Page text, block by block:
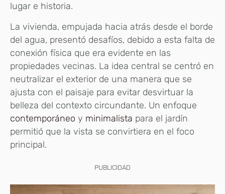
lugar e historia.
La vivienda, empujada hacia atrás desde el borde
del agua, presentó desafíos, debido a esta falta de
conexión física que era evidente en las
propiedades vecinas. La idea central se centró en
neutralizar el exterior de una manera que se
ajusta con el paisaje para evitar desvirtuar la
belleza del contexto circundante. Un enfoque
contemporáneo y minimalista para el jardín
permitió que la vista se convirtiera en el foco
principal.
PUBLICIDAD